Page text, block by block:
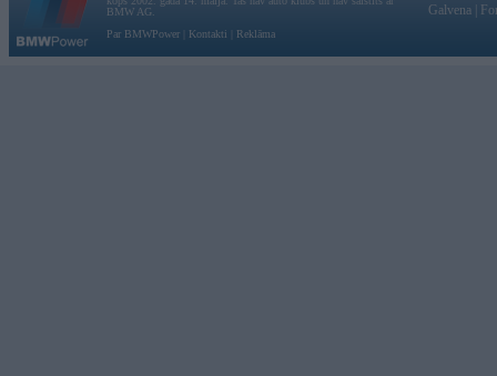
BMW AG.
Par BMWPower
Kontakti Reklāma
Galvena